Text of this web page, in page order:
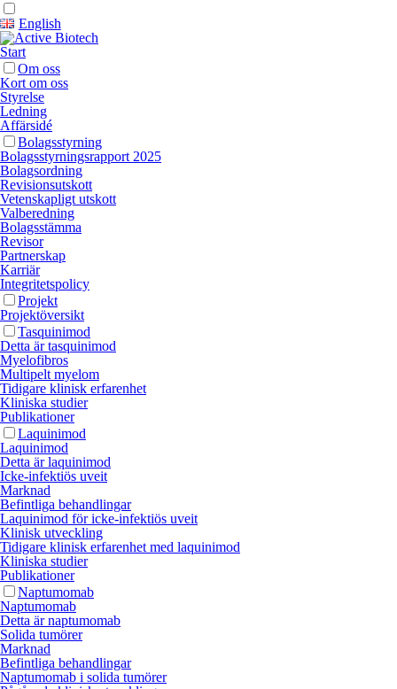
English
Start
Om oss
Kort om oss
Styrelse
Ledning
Affärsidé
Bolagsstyrning
Bolagsstyrningsrapport 2025
Bolagsordning
Revisionsutskott
Vetenskapligt utskott
Valberedning
Bolagsstämma
Revisor
Partnerskap
Karriär
Integritetspolicy
Projekt
Projektöversikt
Tasquinimod
Detta är tasquinimod
Myelofibros
Multipelt myelom
Tidigare klinisk erfarenhet
Kliniska studier
Publikationer
Laquinimod
Laquinimod
Detta är laquinimod
Icke-infektiös uveit
Marknad
Befintliga behandlingar
Laquinimod för icke-infektiös uveit
Klinisk utveckling
Tidigare klinisk erfarenhet med laquinimod
Kliniska studier
Publikationer
Naptumomab
Naptumomab
Detta är naptumomab
Solida tumörer
Marknad
Befintliga behandlingar
Naptumomab i solida tumörer